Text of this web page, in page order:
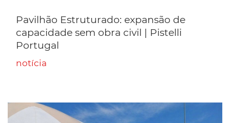
Pavilhão Estruturado: expansão de
capacidade sem obra civil | Pistelli
Portugal
notícia